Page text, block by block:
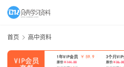
首页 高中资料